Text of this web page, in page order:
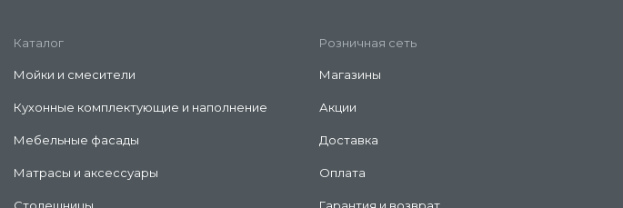
Каталог
Мойки и смесители
Кухонные комплектующие и наполнение
Мебельные фасады
Матрасы и аксессуары
Розничная сеть
Магазины
Акции
Доставка
Оплата